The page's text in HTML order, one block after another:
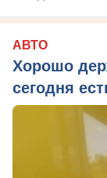
АВТО
Хорошо
сегодня